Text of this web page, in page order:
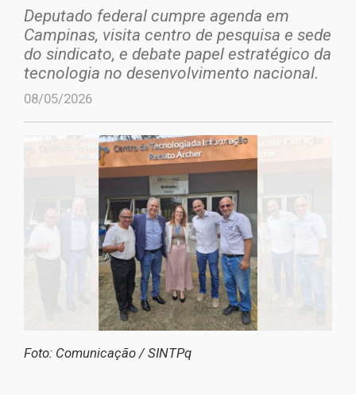
Deputado federal cumpre agenda em
Campinas, visita centro de pesquisa e sede
do sindicato, e debate papel estratégico da
tecnologia no desenvolvimento nacional.
08/05/2026
Foto: Comunicação / SINTPq